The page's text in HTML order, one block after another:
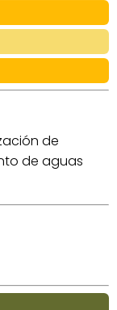
de
de aguas